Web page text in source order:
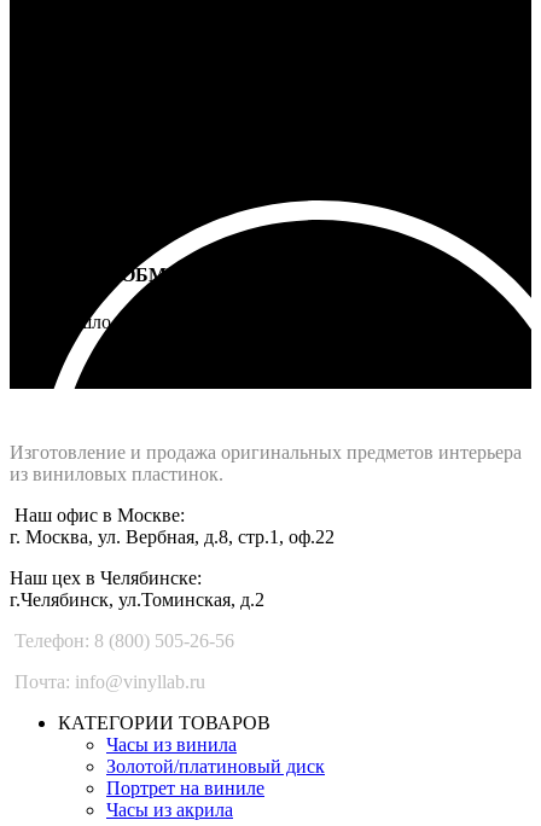
ВОЗВРАТ И ОБМЕН
Не подошло - вернем деньги
Изготовление и продажа оригинальных предметов интерьера
из виниловых пластинок.
Наш офис в Москве:
г. Москва, ул. Вербная, д.8, стр.1, оф.22
Наш цех в Челябинске:
г.Челябинск, ул.Томинская, д.2
Телефон: 8 (800) 505-26-56
Почта: info@vinyllab.ru
КАТЕГОРИИ ТОВАРОВ
Часы из винила
Золотой/платиновый диск
Портрет на виниле
Часы из акрила